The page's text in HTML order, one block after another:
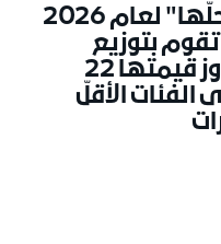
مبادرة "هبة في محلّها" لعام 2026
بتوزيع
منتجات وسلع تتجاوز قيمتها 22
الفئات الأقلّ